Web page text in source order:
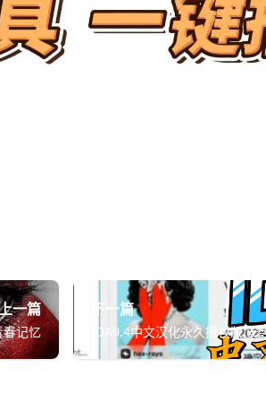
一篇
春记忆
下一篇
IDA9.4中文汉化永久授权版,安